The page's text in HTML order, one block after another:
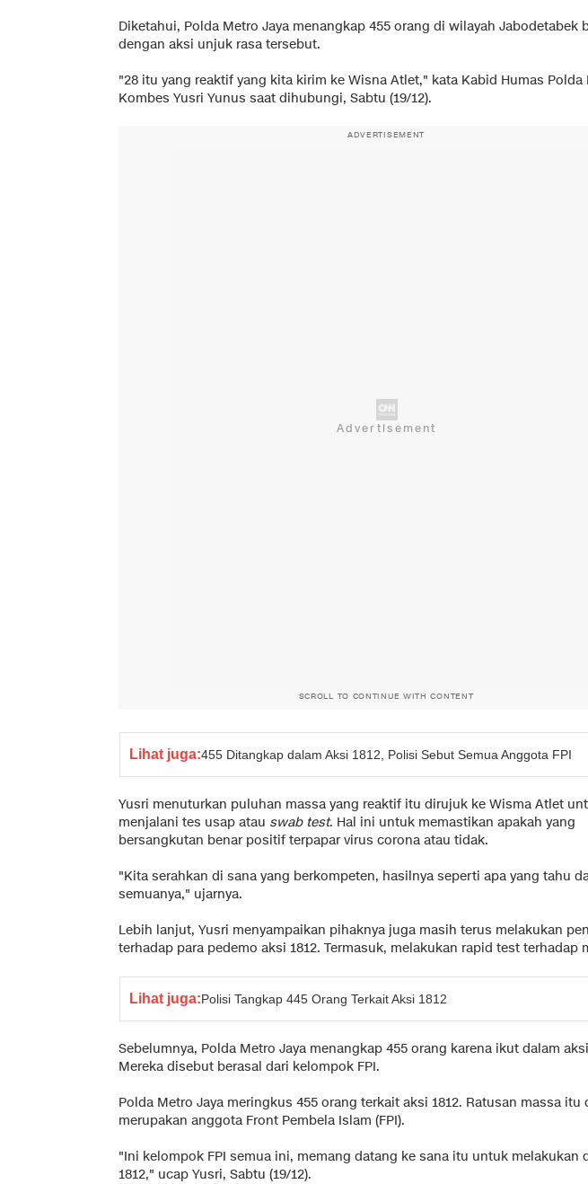
Diketahui, Polda Metro Jaya menangkap 455 orang di wilayah Jabodetabek
dengan aksi unjuk rasa tersebut.
"28 itu yang reaktif yang kita kirim ke Wisna Atlet," kata Kabid Humas Polda
Kombes Yusri Yunus saat dihubungi, Sabtu (19/12).
ADVERTISEMENT
SCROLL TO CONTINUE WITH CONTENT
Lihat juga:455 Ditangkap dalam Aksi 1812, Polisi Sebut Semua Anggota FPI
Yusri menuturkan puluhan massa yang reaktif itu dirujuk ke Wisma Atlet
menjalani tes usap atau swab test. Hal ini untuk memastikan apakah yang
bersangkutan benar positif terpapar virus corona atau tidak.
"Kita serahkan di sana yang berkompeten, hasilnya seperti apa yang tahu
semuanya," ujarnya.
Lebih lanjut, Yusri menyampaikan pihaknya juga masih terus melakukan
terhadap para pedemo aksi 1812. Termasuk, melakukan rapid test terhadap
Lihat juga:Polisi Tangkap 445 Orang Terkait Aksi 1812
Sebelumnya, Polda Metro Jaya menangkap 455 orang karena ikut dalam aksi
Mereka disebut berasal dari kelompok FPI.
Polda Metro Jaya meringkus 455 orang terkait aksi 1812. Ratusan massa itu
merupakan anggota Front Pembela Islam (FPI).
"Ini kelompok FPI semua ini, memang datang ke sana itu untuk melakukan
1812," ucap Yusri, Sabtu (19/12).